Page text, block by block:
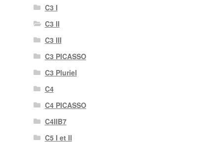
C3 I
C3 II
C3 III
C3 PICASSO
C3 Pluriel
C4
C4 PICASSO
C4IIB7
C5 I et II